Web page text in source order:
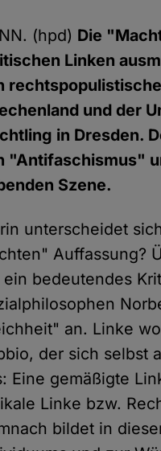
(hpd) Die
Linken
und der
in Dresden.
"Antifaschismus"
Szene.
unterscheidet
Auffassung?
ein bedeutendes
an. Linke
der sich selbst
Eine gemäßigte
Linke bzw.
bildet in